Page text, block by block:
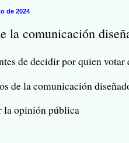
de 2024
la comunicación
de decidir por quien votar
de la comunicación
la opinión pública